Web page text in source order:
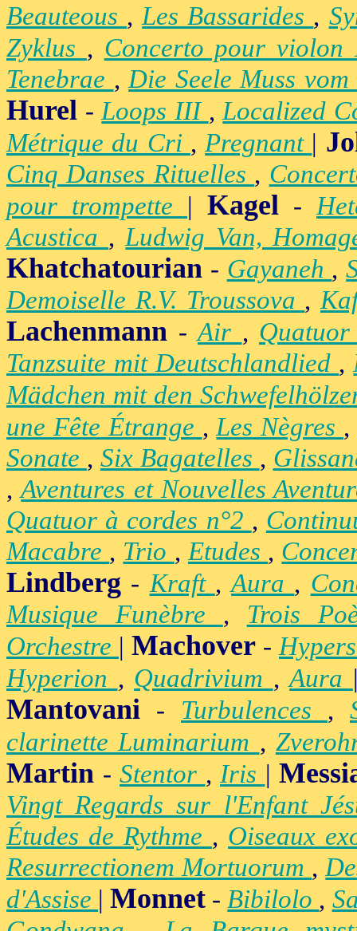
Beauteous ,Les Bassarides ,
Zyklus , Concerto pour
Tenebrae ,Die Seele Muss
Hurel -Loops III ,Localized
Métrique du Cri ,Pregnant |
Cinq Danses Rituelles ,
pour trompette | Kagel -
Acustica ,Ludwig Van,
Khatchatourian - Gayaneh ,
Demoiselle R.V. Troussova ,
Lachenmann -Air ,
Tanzsuite mit Deutschlandlied ,
Mädchen mit den
une Fête Étrange ,Les Nègres ,
Sonate , Six Bagatelles ,
,Aventures et Nouvelles
Quatuor à cordes n°2 ,
Macabre , Trio ,Etudes ,
Lindberg -Kraft ,Aura ,
Musique Funèbre , Trois
Orchestre | Machover -
Hyperion , Quadrivium ,Aura
Mantovani - Turbulences ,
clarinette Luminarium ,
Martin - Stentor , Iris |
Vingt Regards sur l'Enfant
Études de Rythme , Oiseaux
Resurrectionem Mortuorum ,
d'Assise |Monnet -Bibilolo ,